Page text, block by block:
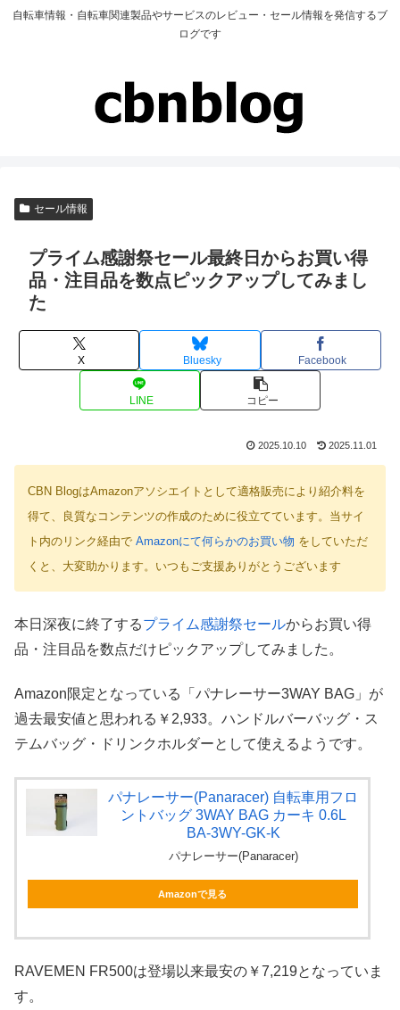
自転車情報・自転車関連製品やサービスのレビュー・セール情報を発信するブ
ログです
セール情報
プライム感謝祭セール最終日からお買い得
品・注目品を数点ピックアップしてみまし
た
X Bluesky Facebook
LINE コピー
2025.10.10 2025.11.01
CBN BlogはAmazonアソシエイトとして適格販売により紹介料を
得て、良質なコンテンツの作成のために役立てています。当サイ
ト内のリンク経由で Amazonにて何らかのお買い物 をしていただ
くと、大変助かります。いつもご支援ありがとうございます
本日深夜に終了するプライム感謝祭セールからお買い得
品・注目品を数点だけピックアップしてみました。
Amazon限定となっている「パナレーサー3WAY BAG」が
過去最安値と思われる￥2,933。ハンドルバーバッグ・ス
テムバッグ・ドリンクホルダーとして使えるようです。
パナレーサー(Panaracer) 自転車用フロ
ントバッグ 3WAY BAG カーキ 0.6L
BA-3WY-GK-K
パナレーサー(Panaracer)
Amazonで見る
RAVEMEN FR500は登場以来最安の￥7,219となっていま
す。